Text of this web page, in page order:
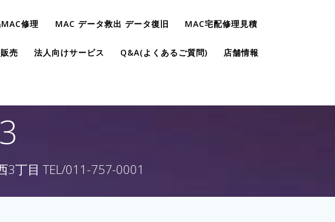
修理 MAC データ救出 データ復旧 MAC宅配修理見積
売 法人向けサービス Q&A(よくあるご質問) 店舗情報
3丁目 TEL/011-757-0001